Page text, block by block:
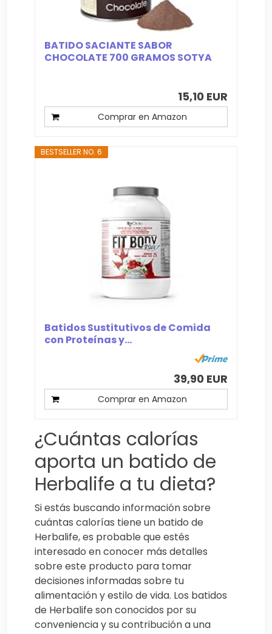
BATIDO SACIANTE SABOR
CHOCOLATE 700 GRAMOS SOTYA
15,10 EUR
Comprar en Amazon
BESTSELLER NO. 6
Batidos Sustitutivos de Comida
con Proteínas y...
39,90 EUR
Comprar en Amazon
¿Cuántas calorías
aporta un batido de
Herbalife a tu dieta?
Si estás buscando información sobre
cuántas calorías tiene un batido de
Herbalife, es probable que estés
interesado en conocer más detalles
sobre este producto para tomar
decisiones informadas sobre tu
alimentación y estilo de vida. Los batidos
de Herbalife son conocidos por su
conveniencia y su contribución a una